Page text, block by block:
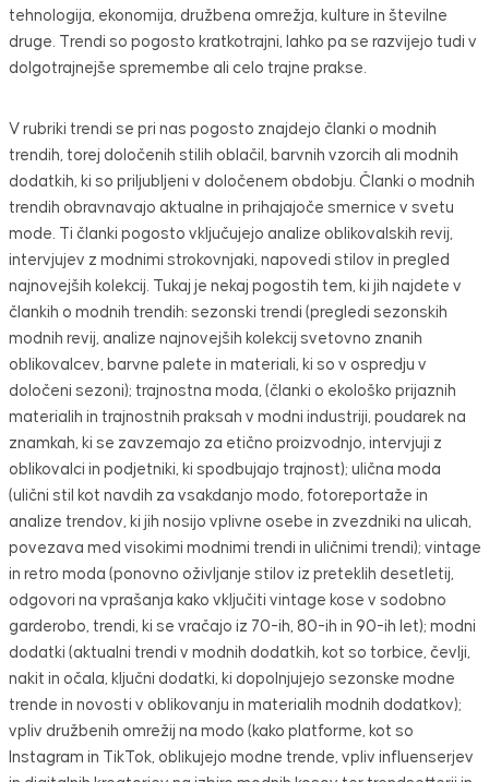
tehnologija, ekonomija, družbena omrežja, kulture in številne
druge. Trendi so pogosto kratkotrajni, lahko pa se razvijejo tudi v
dolgotrajnejše spremembe ali celo trajne prakse.
V rubriki trendi se pri nas pogosto znajdejo članki o modnih
trendih, torej določenih stilih oblačil, barvnih vzorcih ali modnih
dodatkih, ki so priljubljeni v določenem obdobju. Članki o modnih
trendih obravnavajo aktualne in prihajajoče smernice v svetu
mode. Ti članki pogosto vključujejo analize oblikovalskih revij,
intervjujev z modnimi strokovnjaki, napovedi stilov in pregled
najnovejših kolekcij. Tukaj je nekaj pogostih tem, ki jih najdete v
člankih o modnih trendih: sezonski trendi (pregledi sezonskih
modnih revij, analize najnovejših kolekcij svetovno znanih
oblikovalcev, barvne palete in materiali, ki so v ospredju v
določeni sezoni); trajnostna moda, (članki o ekološko prijaznih
materialih in trajnostnih praksah v modni industriji, poudarek na
znamkah, ki se zavzemajo za etično proizvodnjo, intervjuji z
oblikovalci in podjetniki, ki spodbujajo trajnost); ulična moda
(ulični stil kot navdih za vsakdanjo modo, fotoreportaže in
analize trendov, ki jih nosijo vplivne osebe in zvezdniki na ulicah,
povezava med visokimi modnimi trendi in uličnimi trendi); vintage
in retro moda (ponovno oživljanje stilov iz preteklih desetletij,
odgovori na vprašanja kako vključiti vintage kose v sodobno
garderobo, trendi, ki se vračajo iz 70-ih, 80-ih in 90-ih let); modni
dodatki (aktualni trendi v modnih dodatkih, kot so torbice, čevlji,
nakit in očala, ključni dodatki, ki dopolnjujejo sezonske modne
trende in novosti v oblikovanju in materialih modnih dodatkov);
vpliv družbenih omrežij na modo (kako platforme, kot so
Instagram in TikTok, oblikujejo modne trende, vpliv influenserjev